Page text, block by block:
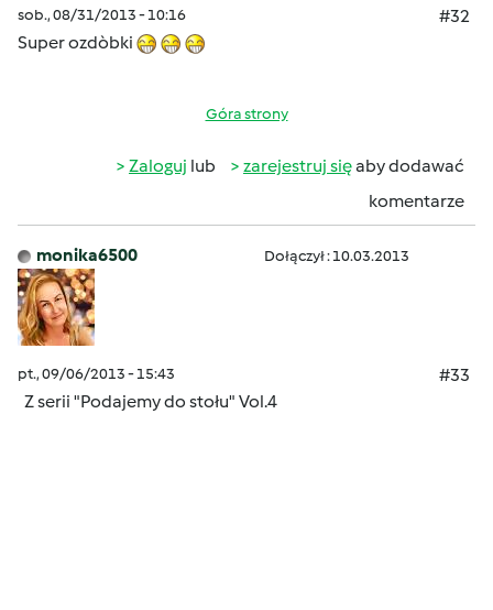
sob., 08/31/2013 - 10:16
#32
Super ozdòbki
Góra strony
Zaloguj lub zarejestruj sięaby dodawać
komentarze
monika6500 Dołączył : 10.03.2013
pt., 09/06/2013 - 15:43
#33
Z serii "Podajemy do stołu" Vol.4